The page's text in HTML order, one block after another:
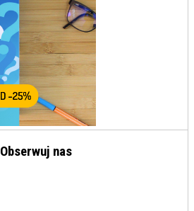
Obserwuj nas